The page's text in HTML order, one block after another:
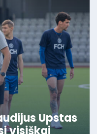
Upstas
visiškai